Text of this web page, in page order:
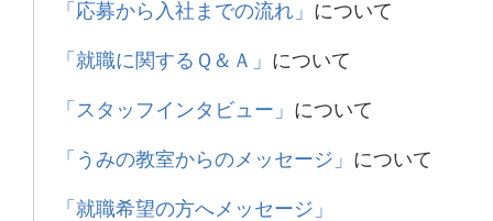
「応募から入社までの流れ」 について
「就職に関するＱ＆Ａ」 について
「スタッフインタビュー」 について
「うみの教室からのメッセージ」 について
「就職希望の方へメッセージ」